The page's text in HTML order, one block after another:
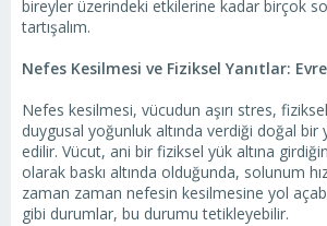
bireyler üzerindeki etkilerine kadar birçok
tartışalım.
Nefes Kesilmesi ve Fiziksel Yanıtlar:
Nefes kesilmesi, vücudun aşırı stres,
duygusal yoğunluk altında verdiği doğal bir
edilir. Vücut, ani bir fiziksel yük altına
olarak baskı altında olduğunda, solunum
zaman zaman nefesin kesilmesine yol
gibi durumlar, bu durumu tetikleyebilir.